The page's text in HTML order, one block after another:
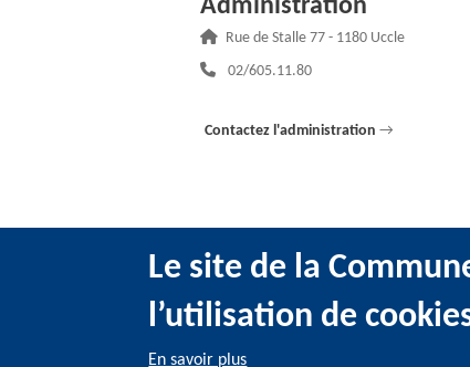
Administration
Adresse :
Rue de Stalle 77 - 1180 Uccle
Téléphone :
02/605.11.80
Contactez l'administration →
Le site de la
l’utilisation de
En savoir plus